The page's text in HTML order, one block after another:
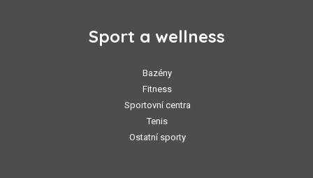
Sport a wellness
Bazény
Fitness
Sportovní centra
Tenis
Ostatní sporty